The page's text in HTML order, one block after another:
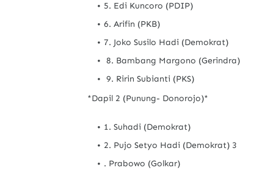
5. Edi Kuncoro (PDIP)
6. Arifin (PKB)
7. Joko Susilo Hadi (Demokrat)
8. Bambang Margono (Gerindra)
9. Ririn Subianti (PKS)
*Dapil 2 (Punung- Donorojo)*
1. Suhadi (Demokrat)
2. Pujo Setyo Hadi (Demokrat) 3
. Prabowo (Golkar)